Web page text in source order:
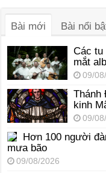
Bài mới Bài nổi
Các tu
mắt
09/
Thánh
kinh
09/
Hơn 100 người
mưa bão
09/08/2026